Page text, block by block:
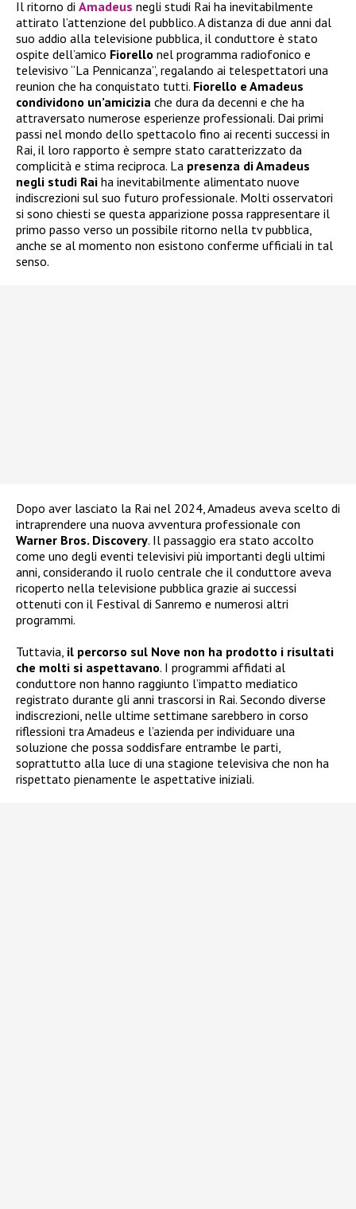
Il ritorno di Amadeus negli studi Rai ha inevitabilmente
attirato l’attenzione del pubblico. A distanza di due anni dal
suo addio alla televisione pubblica, il conduttore è stato
ospite dell’amico Fiorello nel programma radiofonico e
televisivo “La Pennicanza”, regalando ai telespettatori una
reunion che ha conquistato tutti. Fiorello e Amadeus
condividono un’amicizia che dura da decenni e che ha
attraversato numerose esperienze professionali. Dai primi
passi nel mondo dello spettacolo fino ai recenti successi in
Rai, il loro rapporto è sempre stato caratterizzato da
complicità e stima reciproca. La presenza di Amadeus
negli studi Rai ha inevitabilmente alimentato nuove
indiscrezioni sul suo futuro professionale. Molti osservatori
si sono chiesti se questa apparizione possa rappresentare il
primo passo verso un possibile ritorno nella tv pubblica,
anche se al momento non esistono conferme ufficiali in tal
senso.
Dopo aver lasciato la Rai nel 2024, Amadeus aveva scelto di
intraprendere una nuova avventura professionale con
Warner Bros. Discovery. Il passaggio era stato accolto
come uno degli eventi televisivi più importanti degli ultimi
anni, considerando il ruolo centrale che il conduttore aveva
ricoperto nella televisione pubblica grazie ai successi
ottenuti con il Festival di Sanremo e numerosi altri
programmi.
Tuttavia, il percorso sul Nove non ha prodotto i risultati
che molti si aspettavano. I programmi affidati al
conduttore non hanno raggiunto l’impatto mediatico
registrato durante gli anni trascorsi in Rai. Secondo diverse
indiscrezioni, nelle ultime settimane sarebbero in corso
riflessioni tra Amadeus e l’azienda per individuare una
soluzione che possa soddisfare entrambe le parti,
soprattutto alla luce di una stagione televisiva che non ha
rispettato pienamente le aspettative iniziali.